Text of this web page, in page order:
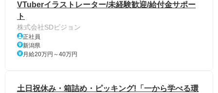
VTuberイラストレーター/未経験歓迎/給付金サポー
ト
株式会社SDビジョン
正社員
新潟県
月給20万円～40万円
土日祝休み・箱詰め・ピッキング!「一から学べる環